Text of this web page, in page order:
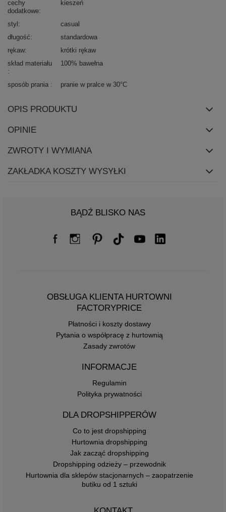
cechy
dodatkowe
kieszeń
styl
casual
długość
standardowa
rękaw
krótki rękaw
skład materiału
100% bawełna
sposób prania pranie w pralce w 30°C
OPIS PRODUKTU
OPINIE
ZWROTY I WYMIANA
ZAKŁADKA KOSZTY WYSYŁKI
BĄDŹ BLISKO NAS
OBSŁUGA KLIENTA HURTOWNI
FACTORYPRICE
Płatności i koszty dostawy
Pytania o współpracę z hurtownią
Zasady zwrotów
INFORMACJE
Regulamin
Polityka prywatności
DLA DROPSHIPPERÓW
Co to jest dropshipping
Hurtownia dropshipping
Jak zacząć dropshipping
Dropshipping odzieży – przewodnik
Hurtownia dla sklepów stacjonarnych – zaopatrzenie
butiku od 1 sztuki